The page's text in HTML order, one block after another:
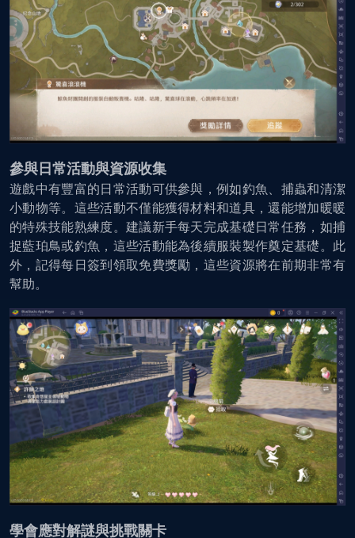
參與日常活動與資源收集
遊戲中有豐富的日常活動可供參與，例如釣魚、捕蟲和清潔
小動物等。這些活動不僅能獲得材料和道具，還能增加暖暖
的特殊技能熟練度。建議新手每天完成基礎日常任務，如捕
捉藍珀鳥或釣魚，這些活動能為後續服裝製作奠定基礎。此
外，記得每日簽到領取免費獎勵，這些資源將在前期非常有
幫助。
學會應對解謎與挑戰關卡